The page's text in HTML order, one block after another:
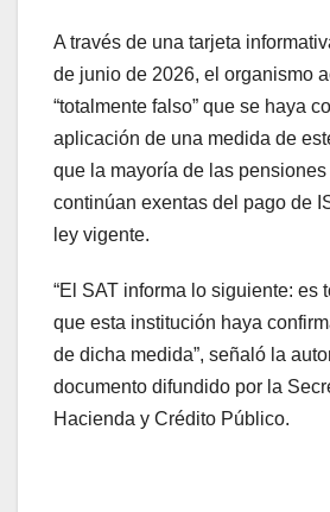
A través de una tarjeta
de junio de 2026, el organismo
“totalmente falso” que se haya
aplicación de una medida de
que la mayoría de las
continúan exentas del pago de
ley vigente.
“El SAT informa lo siguiente: es
que esta institución haya
de dicha medida”, señaló la
documento difundido por la
Hacienda y Crédito Público.